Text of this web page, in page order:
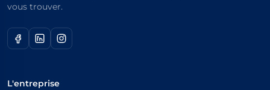
vous trouver.
L'entreprise